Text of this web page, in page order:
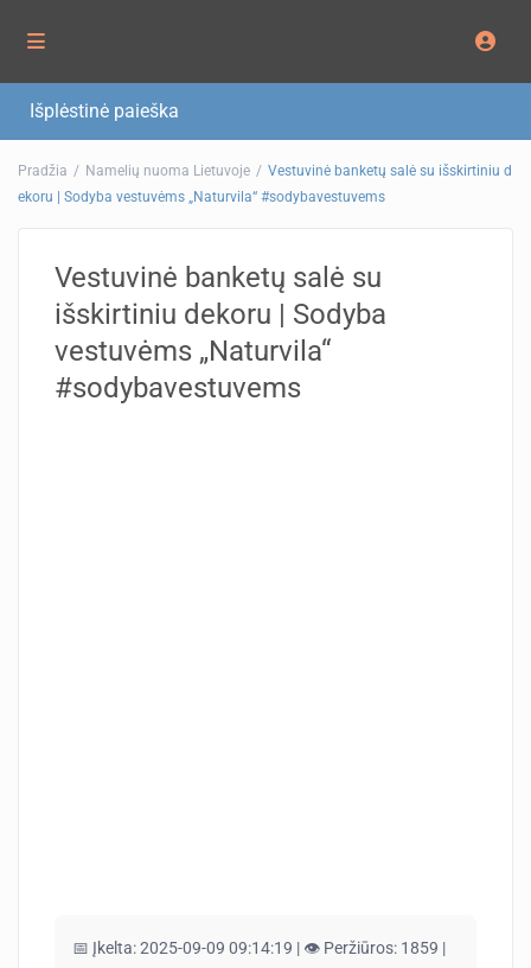
Išplėstinė paieška
Pradžia Namelių nuoma Lietuvoje
Vestuvinė banketų salė su išskirtiniu d
ekoru | Sodyba vestuvėms „Naturvila“ #sodybavestuvems
Vestuvinė banketų salė su
išskirtiniu dekoru | Sodyba
vestuvėms „Naturvila“
#sodybavestuvems
📅 Įkelta:2025-09-09 09:14:19 | 👁️ Peržiūros: 1859 |